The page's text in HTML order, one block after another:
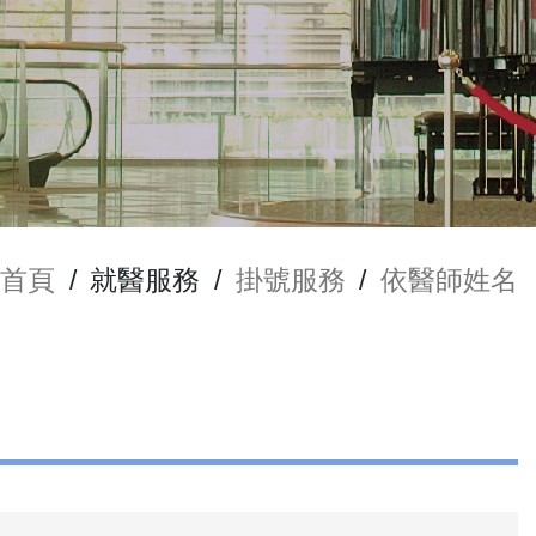
首頁 / 就醫服務 / 掛號服務 / 依醫師姓名